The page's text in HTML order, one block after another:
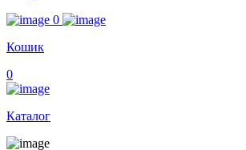
0
Кошик
0
Каталог